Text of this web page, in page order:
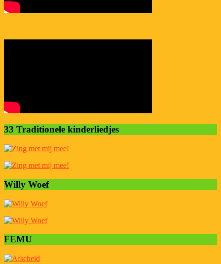
33 Traditionele kinderliedjes
Willy Woef
FEMU